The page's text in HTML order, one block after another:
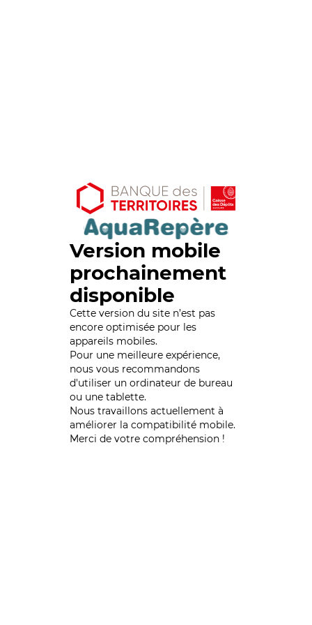
Version mobile
prochainement
disponible
Cette version du site n’est pas
encore optimisée pour les
appareils mobiles.
Pour une meilleure expérience,
nous vous recommandons
d'utiliser un ordinateur de bureau
ou une tablette.
Nous travaillons actuellement à
améliorer la compatibilité mobile.
Merci de votre compréhension !